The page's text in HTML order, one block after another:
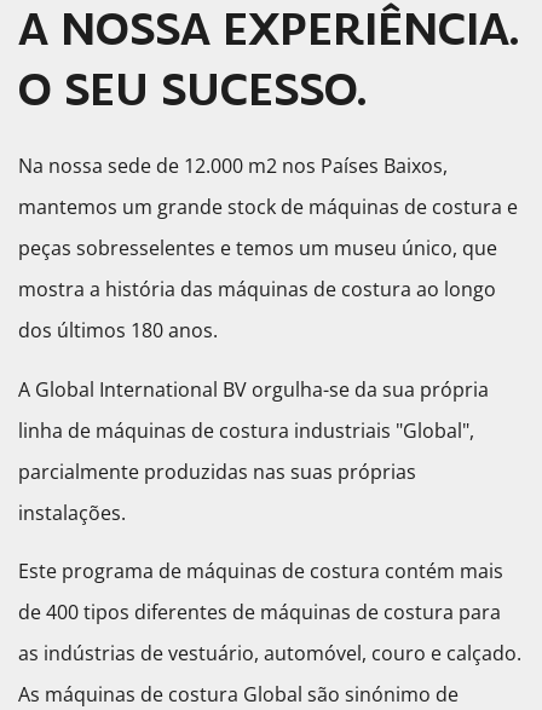
A NOSSA EXPERIÊNCIA.
O SEU SUCESSO.
Na nossa sede de 12.000 m2 nos Países Baixos,
mantemos um grande stock de máquinas de costura e
peças sobresselentes e temos um museu único, que
mostra a história das máquinas de costura ao longo
dos últimos 180 anos.
A Global International BV orgulha-se da sua própria
linha de máquinas de costura industriais "Global",
parcialmente produzidas nas suas próprias
instalações.
Este programa de máquinas de costura contém mais
de 400 tipos diferentes de máquinas de costura para
as indústrias de vestuário, automóvel, couro e calçado.
As máquinas de costura Global são sinónimo de